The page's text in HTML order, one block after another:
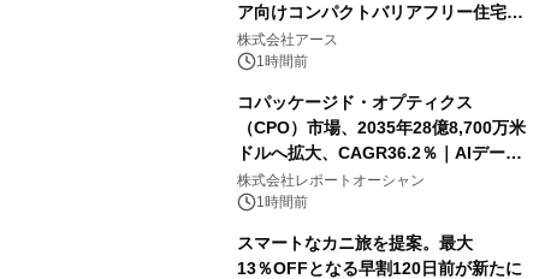
ア向けコンパクトバリアフリー住宅が
誕生
株式会社アース
1時間前
コパッケージド・オプティクス
（CPO）市場、2035年28億8,700万米
ドルへ拡大、CAGR36.2％｜AIデータ
センター・高速光通信需要が成長を加
速
株式会社レポートオーシャン
1時間前
スマートなカニ旅を提案。最大
13％OFFとなる早割120日前が新たに